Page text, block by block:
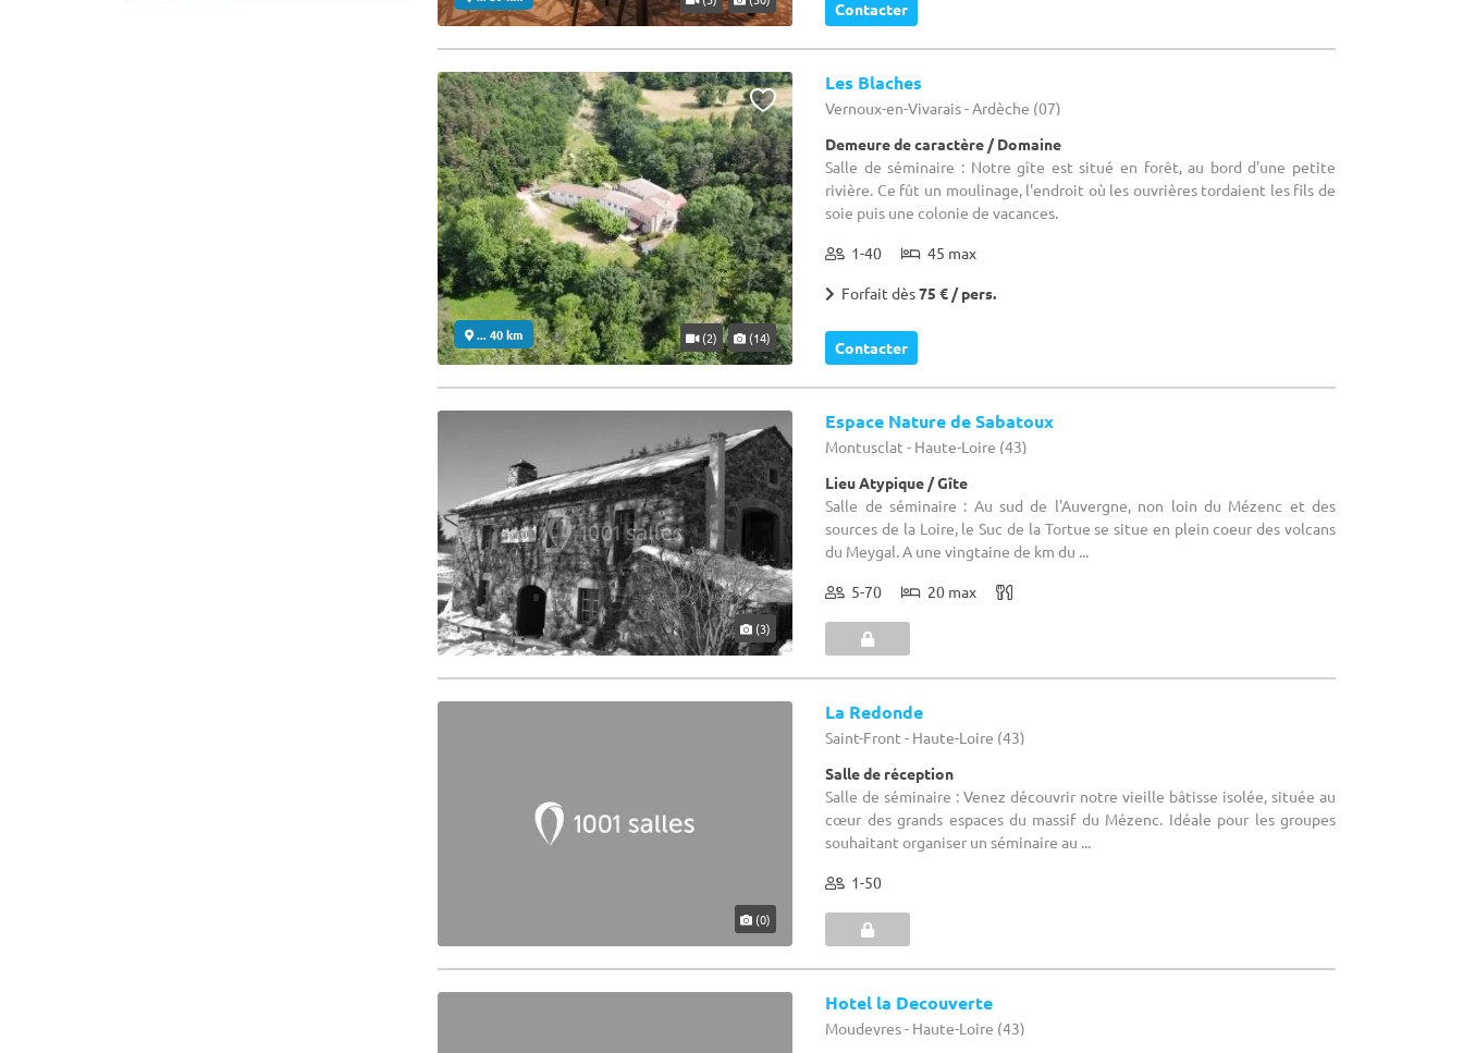
Contacter
... 40 km (2) (14)
Les Blaches
Vernoux-en-Vivarais - Ardèche (07)
Demeure de caractère / Domaine
Salle de séminaire : Notre gîte est situé en forêt, au bord d'une petite
rivière. Ce fût un moulinage, l'endroit où les ouvrières tordaient les fils de
soie puis une colonie de vacances.
1-40 45 max
Forfait dès75 € / pers.
Contacter
(3)
Espace Nature de Sabatoux
Montusclat - Haute-Loire (43)
Lieu Atypique / Gîte
Salle de séminaire : Au sud de l'Auvergne, non loin du Mézenc et des
sources de la Loire, le Suc de la Tortue se situe en plein coeur des volcans
du Meygal. A une vingtaine de km du ...
5-70 20 max
(0)
La Redonde
Saint-Front - Haute-Loire (43)
Salle de réception
Salle de séminaire : Venez découvrir notre vieille bâtisse isolée, située au
cœur des grands espaces du massif du Mézenc. Idéale pour les groupes
souhaitant organiser un séminaire au ...
1-50
Hotel la Decouverte
Moudeyres - Haute-Loire (43)